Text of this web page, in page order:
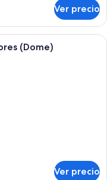
Ver precio
de hotel con una cama
(Dome)
Ver precio